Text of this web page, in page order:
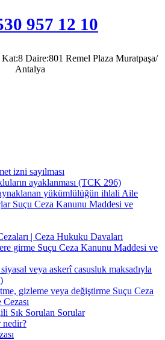
957 12 10
Daire:801 Remel Plaza Muratpaşa/
Antalya
izni sayılması
ayaklanması (TCK 296)
yükümlülüğün ihlali Aile
Suçu Ceza Kanunu Maddesi ve
| Ceza Hukuku Davaları
girme Suçu Ceza Kanunu Maddesi ve
veya askerî casusluk maksadıyla
gizleme veya değiştirme Suçu Ceza
Sık Sorulan Sorular
nedir?